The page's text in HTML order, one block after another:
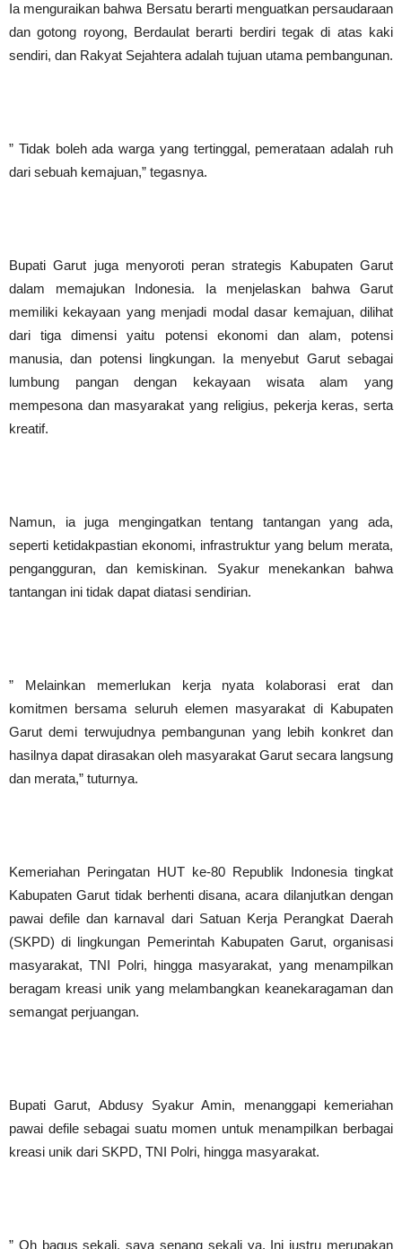
‎Ia menguraikan bahwa Bersatu berarti menguatkan persaudaraan
dan gotong royong, Berdaulat berarti berdiri tegak di atas kaki
sendiri, dan Rakyat Sejahtera adalah tujuan utama pembangunan.
‎” Tidak boleh ada warga yang tertinggal, pemerataan adalah ruh
dari sebuah kemajuan,” tegasnya.
‎Bupati Garut juga menyoroti peran strategis Kabupaten Garut
dalam memajukan Indonesia. Ia menjelaskan bahwa Garut
memiliki kekayaan yang menjadi modal dasar kemajuan, dilihat
dari tiga dimensi yaitu potensi ekonomi dan alam, potensi
manusia, dan potensi lingkungan. Ia menyebut Garut sebagai
lumbung pangan dengan kekayaan wisata alam yang
mempesona dan masyarakat yang religius, pekerja keras, serta
kreatif.
‎Namun, ia juga mengingatkan tentang tantangan yang ada,
seperti ketidakpastian ekonomi, infrastruktur yang belum merata,
pengangguran, dan kemiskinan. Syakur menekankan bahwa
tantangan ini tidak dapat diatasi sendirian.
‎” Melainkan memerlukan kerja nyata kolaborasi erat dan
komitmen bersama seluruh elemen masyarakat di Kabupaten
Garut demi terwujudnya pembangunan yang lebih konkret dan
hasilnya dapat dirasakan oleh masyarakat Garut secara langsung
dan merata,” tuturnya.
‎Kemeriahan Peringatan HUT ke-80 Republik Indonesia tingkat
Kabupaten Garut tidak berhenti disana, acara dilanjutkan dengan
pawai defile dan karnaval dari Satuan Kerja Perangkat Daerah
(SKPD) di lingkungan Pemerintah Kabupaten Garut, organisasi
masyarakat, TNI Polri, hingga masyarakat, yang menampilkan
beragam kreasi unik yang melambangkan keanekaragaman dan
semangat perjuangan.
‎Bupati Garut, Abdusy Syakur Amin, menanggapi kemeriahan
pawai defile sebagai suatu momen untuk menampilkan berbagai
kreasi unik dari SKPD, TNI Polri, hingga masyarakat.
‎” Oh bagus sekali, saya senang sekali ya. Ini justru merupakan